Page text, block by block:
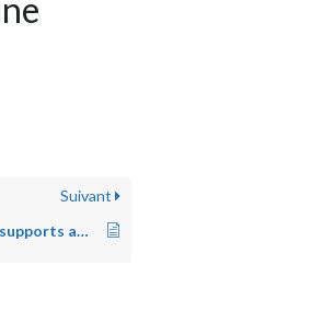
Suivant
443 – Produire des supports adaptés à la situation et au public cible